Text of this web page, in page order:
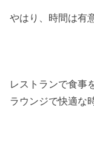
やはり、時間は有
レストランで食事
ラウンジで快適な